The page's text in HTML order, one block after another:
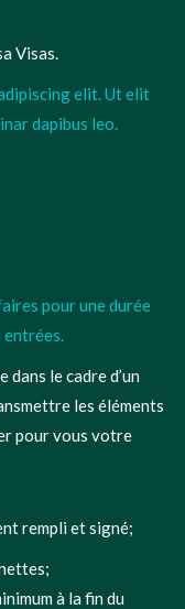
Visas.
elit. Ut elit
dapibus leo.
pour une durée
entrées.
le cadre d’un
les éléments
pour vous votre
rempli et signé;
à la fin du